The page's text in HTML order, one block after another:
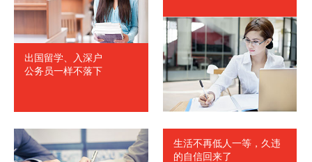
出国留学、入深户
公务员一样不落下
生活不再低人一等，久违
的自信回来了